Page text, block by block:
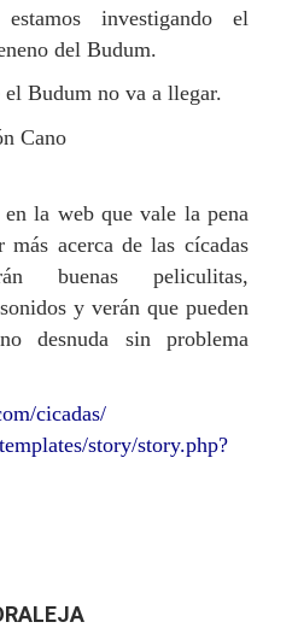
investigando el
del Budum.
el Budum no va a llegar.
Cano
la web que vale la pena
más acerca de las cícadas
buenas peliculitas,
y verán que pueden
desnuda sin problema
cicadas/
story/story.php?